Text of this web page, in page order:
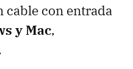
cable con entrada
y Mac,